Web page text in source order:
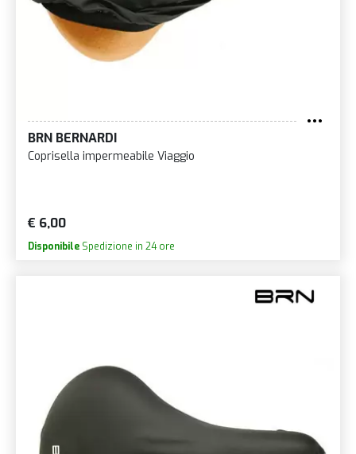
BRN BERNARDI
Coprisella impermeabile Viaggio
€ 6,00
Disponibile Spedizione in 24 ore